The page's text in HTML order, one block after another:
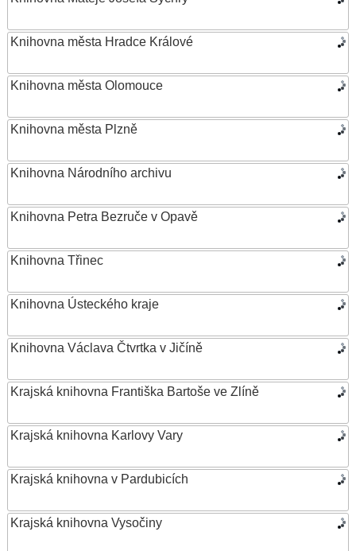
Knihovna města Hradce Králové
Knihovna města Olomouce
Knihovna města Plzně
Knihovna Národního archivu
Knihovna Petra Bezruče v Opavě
Knihovna Třinec
Knihovna Ústeckého kraje
Knihovna Václava Čtvrtka v Jičíně
Krajská knihovna Františka Bartoše ve Zlíně
Krajská knihovna Karlovy Vary
Krajská knihovna v Pardubicích
Krajská knihovna Vysočiny